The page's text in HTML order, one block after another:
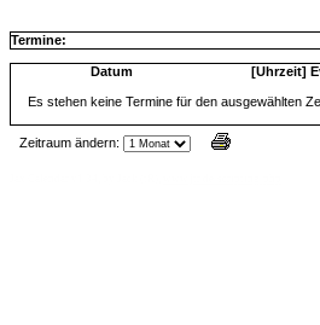
Termine:
Datum [Uhrzeit]
Es stehen keine Termine für den ausgewählten
Zeitraum ändern: